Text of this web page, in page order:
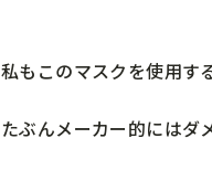
私もこのマスクを使用す
たぶんメーカー的にはダ